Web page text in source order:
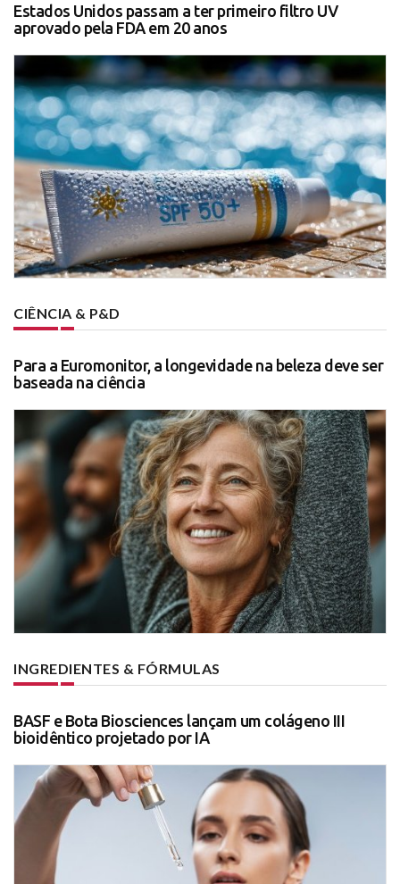
Estados Unidos passam a ter primeiro filtro UV
aprovado pela FDA em 20 anos
CIÊNCIA & P&D
Para a Euromonitor, a longevidade na beleza deve ser
baseada na ciência
INGREDIENTES & FÓRMULAS
BASF e Bota Biosciences lançam um colágeno III
bioidêntico projetado por IA